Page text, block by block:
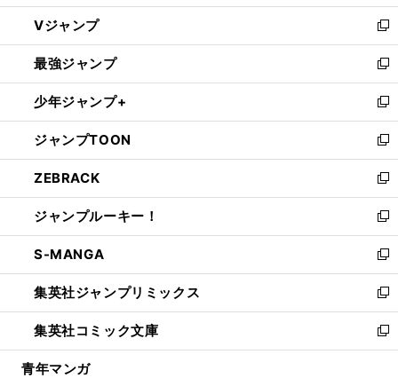
ウ
ィ
ン
ド
ウ
で
開
く
し
い
ウ
ィ
ン
ド
ウ
で
開
く
Vジャンプ
新
し
い
ウ
ィ
ン
ド
ウ
で
開
く
最強ジャンプ
新
し
い
ウ
ィ
ン
ド
ウ
で
開
く
少年ジャンプ+
新
し
い
ウ
ィ
ン
ド
ウ
で
開
く
ジャンプTOON
新
し
い
ウ
ィ
ン
ド
ウ
で
開
く
ZEBRACK
新
し
い
ウ
ィ
ン
ド
ウ
で
開
ジャンプルーキー！
新
し
い
ウ
ィ
ン
ド
ウ
S-MANGA
新
し
い
ウ
ィ
ン
集英社ジャンプリミックス
新
し
い
ウ
集英社コミック文庫
新
し
青年マンガ